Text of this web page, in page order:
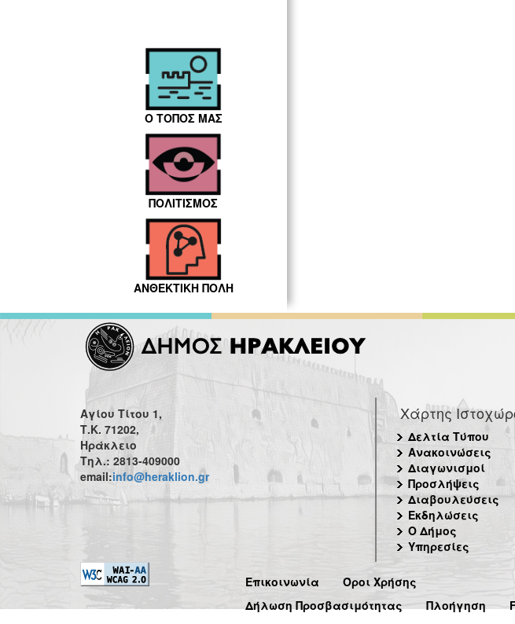
Ο ΤΟΠΟΣ ΜΑΣ
ΠΟΛΙΤΙΣΜΟΣ
ΑΝΘΕΚΤΙΚΗ ΠΟΛΗ
Αγίου Τίτου 1,
Τ.Κ. 71202,
Ηράκλειο
Τηλ.: 2813-409000
email:info@heraklion.gr
Χάρτης
Δελτία Τύπου
Ανακοινώσεις
Διαγωνισμοί
Προσλήψεις
Διαβουλεύσεις
Εκδηλώσεις
Ο Δήμος
Υπηρεσίες
Επικοινωνία
Όροι Χρήσης
Δήλωση Προσβασιμότητας
Πλοήγηση